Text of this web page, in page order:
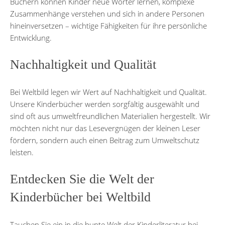
Zusammenhänge verstehen und sich in andere Personen
hineinversetzen – wichtige Fähigkeiten für ihre persönliche
Entwicklung.
Nachhaltigkeit und Qualität
Bei Weltbild legen wir Wert auf Nachhaltigkeit und Qualität.
Unsere Kinderbücher werden sorgfältig ausgewählt und
sind oft aus umweltfreundlichen Materialien hergestellt. Wir
möchten nicht nur das Lesevergnügen der kleinen Leser
fördern, sondern auch einen Beitrag zum Umweltschutz
leisten.
Entdecken Sie die Welt der
Kinderbücher bei Weltbild